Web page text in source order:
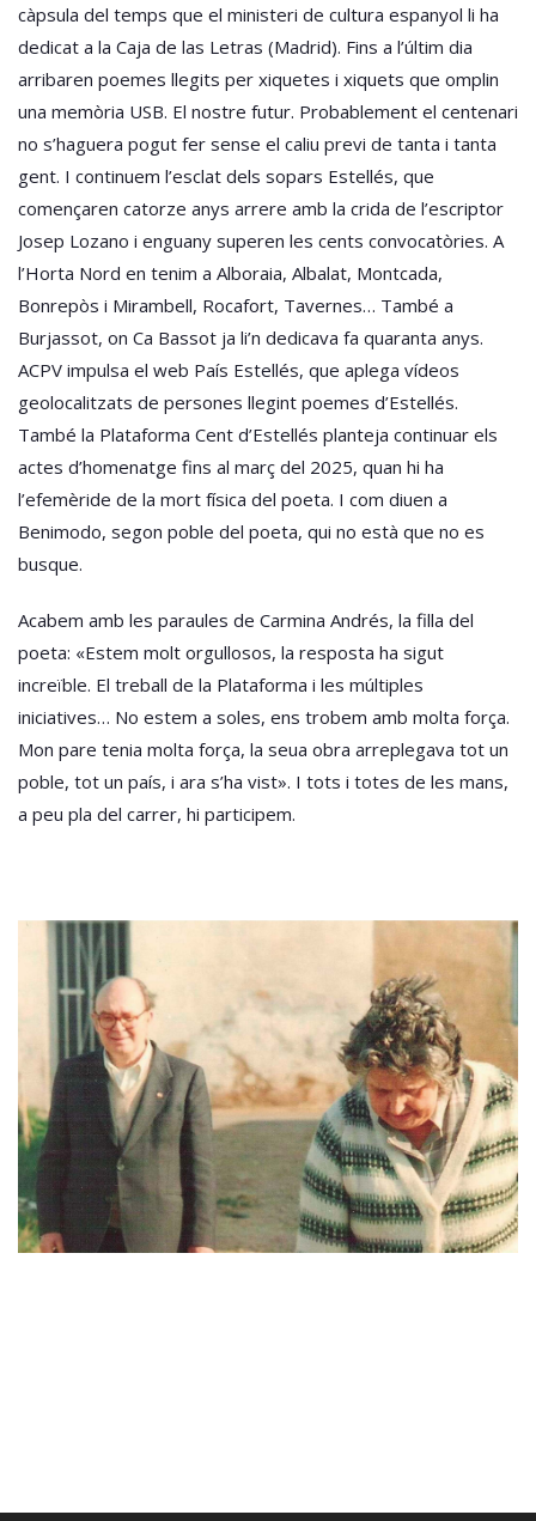
càpsula del temps que el ministeri de cultura espanyol li ha
dedicat a la Caja de las Letras (Madrid). Fins a l’últim dia
arribaren poemes llegits per xiquetes i xiquets que omplin
una memòria USB. El nostre futur. Probablement el centenari
no s’haguera pogut fer sense el caliu previ de tanta i tanta
gent. I continuem l’esclat dels sopars Estellés, que
començaren catorze anys arrere amb la crida de l’escriptor
Josep Lozano i enguany superen les cents convocatòries. A
l’Horta Nord en tenim a Alboraia, Albalat, Montcada,
Bonrepòs i Mirambell, Rocafort, Tavernes… També a
Burjassot, on Ca Bassot ja li’n dedicava fa quaranta anys.
ACPV impulsa el web País Estellés, que aplega vídeos
geolocalitzats de persones llegint poemes d’Estellés.
També la Plataforma Cent d’Estellés planteja continuar els
actes d’homenatge fins al març del 2025, quan hi ha
l’efemèride de la mort física del poeta. I com diuen a
Benimodo, segon poble del poeta, qui no està que no es
busque.
Acabem amb les paraules de Carmina Andrés, la filla del
poeta: «Estem molt orgullosos, la resposta ha sigut
increïble. El treball de la Plataforma i les múltiples
iniciatives… No estem a soles, ens trobem amb molta força.
Mon pare tenia molta força, la seua obra arreplegava tot un
poble, tot un país, i ara s’ha vist». I tots i totes de les mans,
a peu pla del carrer, hi participem.